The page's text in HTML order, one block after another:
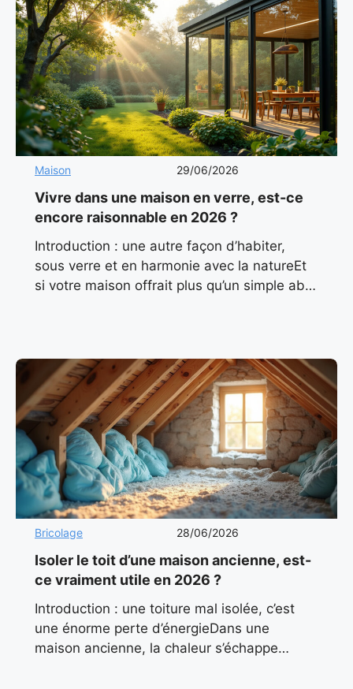
Maison 29/06/2026
Vivre dans une maison en verre, est-ce
encore raisonnable en 2026 ?
Introduction : une autre façon d’habiter,
sous verre et en harmonie avec la natureEt
si votre maison offrait plus qu’un simple abri
Bricolage 28/06/2026
Isoler le toit d’une maison ancienne, est-
ce vraiment utile en 2026 ?
Introduction : une toiture mal isolée, c’est
une énorme perte d’énergieDans une
maison ancienne, la chaleur s’échappe